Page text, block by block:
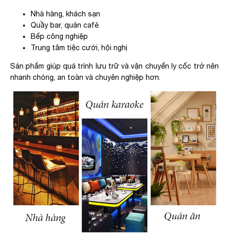
Nhà hàng, khách sạn
Quầy bar, quán café
Bếp công nghiệp
Trung tâm tiệc cưới, hội nghị
Sản phẩm giúp quá trình lưu trữ và vận chuyển ly cốc trở nên
nhanh chóng, an toàn và chuyên nghiệp hơn.